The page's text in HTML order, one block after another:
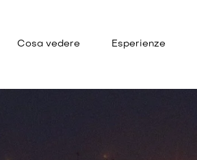
Cosa vedere Esperienze